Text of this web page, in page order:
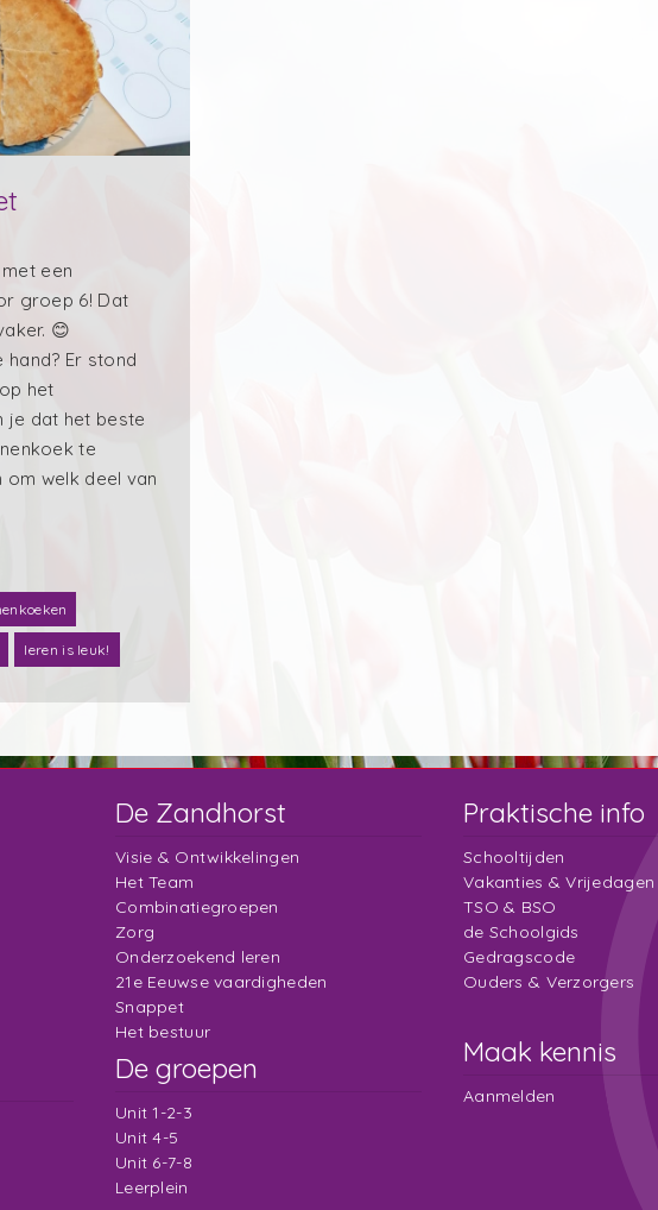
een
groep 6! Dat
😊
Er stond
het
je dat het beste
te
om welk deel van
leren is leuk!
De Zandhorst
Visie & Ontwikkelingen
Het Team
Combinatiegroepen
Zorg
Onderzoekend leren
21e Eeuwse vaardigheden
Snappet
Het bestuur
De groepen
Unit 1-2-3
Unit 4-5
Unit 6-7-8
Leerplein
Praktische info
Schooltijden
Vakanties & Vrijedagen
TSO & BSO
de Schoolgids
Gedragscode
Ouders & Verzorgers
Maak kennis
Aanmelden